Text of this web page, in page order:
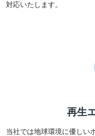
対応いたします。
再生
当社では地球環境に優しい